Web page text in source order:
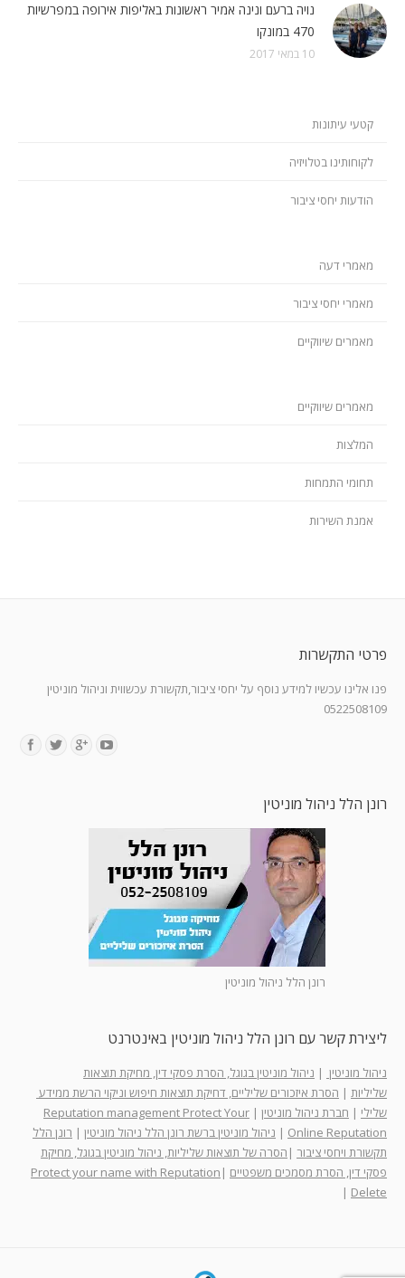
נויה ברעם ונינה אמיר ראשונות באליפות אירופה במפרשיות
470 במונקו
10 במאי 2017
קטעי עיתונות
לקוחותינו בטלויזיה
הודעות יחסי ציבור
מאמרי דעה
מאמרי יחסי ציבור
מאמרים שיווקיים
מאמרים שיווקיים
המלצות
תחומי התמחות
אמנת השירות
פרטי התקשרות
פנו אלינו עכשיו למידע נוסף על יחסי ציבור,תקשורת עכשווית וניהול מוניטין
0522508109
רונן הלל ניהול מוניטין
רונן הלל ניהול מוניטין
ליצירת קשר עם רונן הלל ניהול מוניטין באינטרנט
ניהול מוניטין | ניהול מוניטין בגוגל, הסרת פסקי דין, מחיקת תוצאות
שליליות | הסרת איזכורים שליליים, דחיקת תוצאות חיפוש וניקוי הרשת ממידע
שלילי | חברת ניהול מוניטין |
Reputation management Protect Your
Online Reputation
| ניהול מוניטין ברשת רונן הלל ניהול מוניטין | רונן הלל
תקשורת ויחסי ציבור | הסרה של תוצאות שליליות, ניהול מוניטין בגוגל, מחיקת
פסקי דין, הסרת מסמכים משפטיים |
Protect your name with Reputation
Delete
|